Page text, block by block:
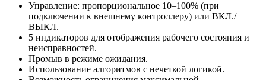
Управление: пропорциональное 10–100% (при
подключении к внешнему контроллеру) или ВКЛ./
ВЫКЛ.
5 индикаторов для отображения рабочего состояния и
неисправностей.
Промыв в режиме ожидания.
Использование алгоритмов с нечеткой логикой.